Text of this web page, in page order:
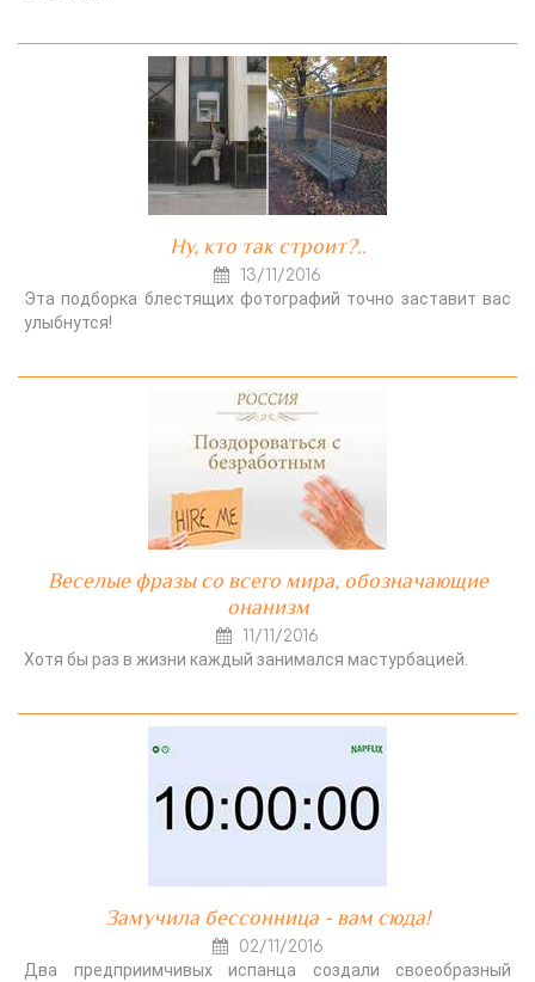
Ну, кто так строит?..
13/11/2016
Эта подборка блестящих фотографий точно заставит вас
улыбнутся!
Веселые фразы со всего мира, обозначающие
онанизм
11/11/2016
Хотя бы раз в жизни каждый занимался мастурбацией.
Замучила бессонница - вам сюда!
02/11/2016
Два предприимчивых испанца создали своеобразный